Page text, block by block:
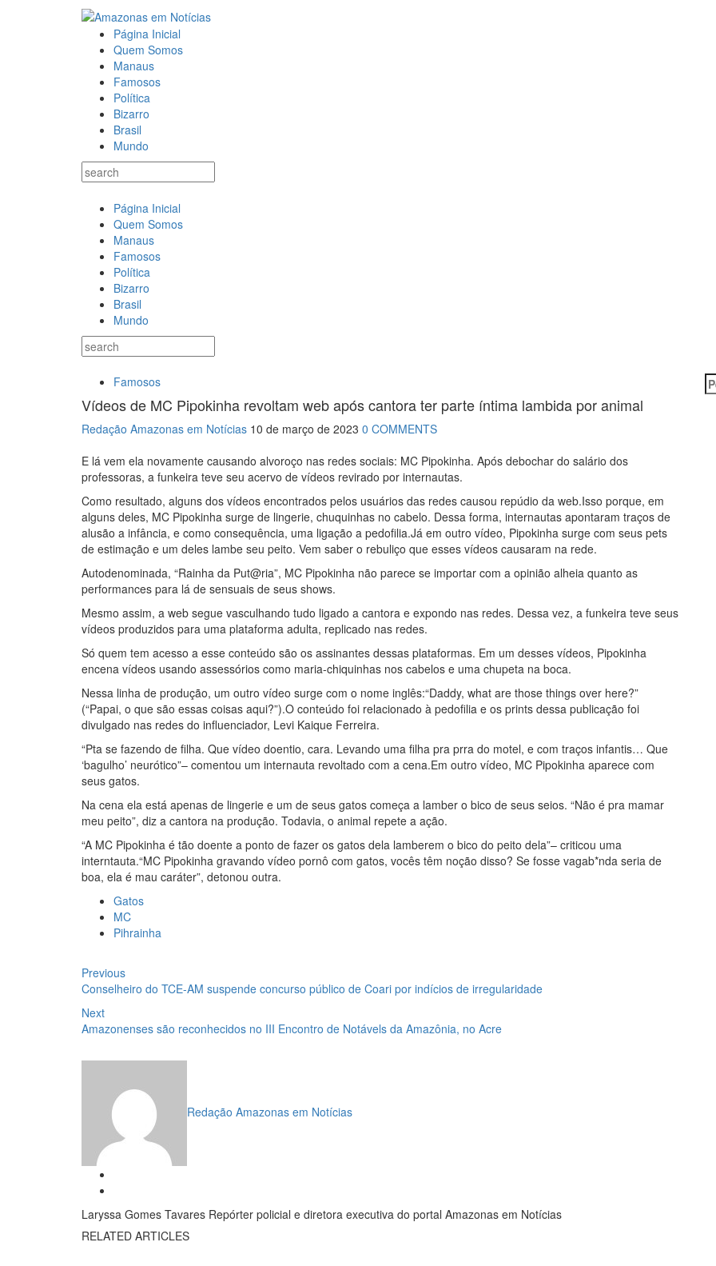
Página Inicial
Quem Somos
Manaus
Famosos
Política
Bizarro
Brasil
Mundo
Página Inicial
Quem Somos
Manaus
Famosos
Política
Bizarro
Brasil
Mundo
Famosos
Vídeos de MC Pipokinha revoltam web após cantora ter parte íntima lambida por animal
Redação Amazonas em Notícias 10 de março de 2023 0 COMMENTS
E lá vem ela novamente causando alvoroço nas redes sociais: MC Pipokinha. Após debochar do salário dos
professoras, a funkeira teve seu acervo de vídeos revirado por internautas.
Como resultado, alguns dos vídeos encontrados pelos usuários das redes causou repúdio da web.Isso porque, em
alguns deles, MC Pipokinha surge de lingerie, chuquinhas no cabelo. Dessa forma, internautas apontaram traços de
alusão a infância, e como consequência, uma ligação a pedofilia.Já em outro vídeo, Pipokinha surge com seus pets
de estimação e um deles lambe seu peito. Vem saber o rebuliço que esses vídeos causaram na rede.
Autodenominada, “Rainha da Put@ria”, MC Pipokinha não parece se importar com a opinião alheia quanto as
performances para lá de sensuais de seus shows.
Mesmo assim, a web segue vasculhando tudo ligado a cantora e expondo nas redes. Dessa vez, a funkeira teve seus
vídeos produzidos para uma plataforma adulta, replicado nas redes.
Só quem tem acesso a esse conteúdo são os assinantes dessas plataformas. Em um desses vídeos, Pipokinha
encena vídeos usando assessórios como maria-chiquinhas nos cabelos e uma chupeta na boca.
Nessa linha de produção, um outro vídeo surge com o nome inglês:“Daddy, what are those things over here?”
(“Papai, o que são essas coisas aqui?”).O conteúdo foi relacionado à pedofilia e os prints dessa publicação foi
divulgado nas redes do influenciador, Levi Kaique Ferreira.
“Pta se fazendo de filha. Que vídeo doentio, cara. Levando uma filha pra prra do motel, e com traços infantis… Que
‘bagulho’ neurótico”– comentou um internauta revoltado com a cena.Em outro vídeo, MC Pipokinha aparece com
seus gatos.
Na cena ela está apenas de lingerie e um de seus gatos começa a lamber o bico de seus seios. “Não é pra mamar
meu peito”, diz a cantora na produção. Todavia, o animal repete a ação.
“A MC Pipokinha é tão doente a ponto de fazer os gatos dela lamberem o bico do peito dela”– criticou uma
interntauta.“MC Pipokinha gravando vídeo pornô com gatos, vocês têm noção disso? Se fosse vagab*nda seria de
boa, ela é mau caráter”, detonou outra.
Gatos
MC
Pihrainha
Navegação
de
Post
PreviousPrevious
post:
Conselheiro do TCE-AM suspende concurso público de Coari por indícios de irregularidade
NextNext
post:
Amazonenses são reconhecidos no III Encontro de Notávels da Amazônia, no Acre
Redação Amazonas em Notícias
Laryssa Gomes Tavares Repórter policial e diretora executiva do portal Amazonas em Notícias
RELATED ARTICLES